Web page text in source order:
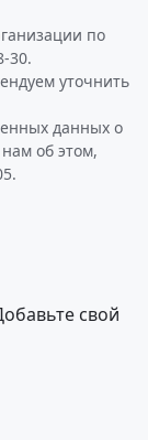
по
30.
уточнить
данных о
об этом,
свой